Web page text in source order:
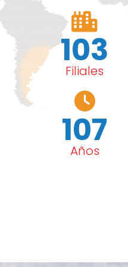
103
Filiales
107
Años